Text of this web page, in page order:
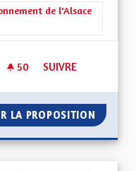
: La Culture, l'Education et
de l'Alsace
50 50 ABONNÉS
SUIVRE
LA PROPOSITION